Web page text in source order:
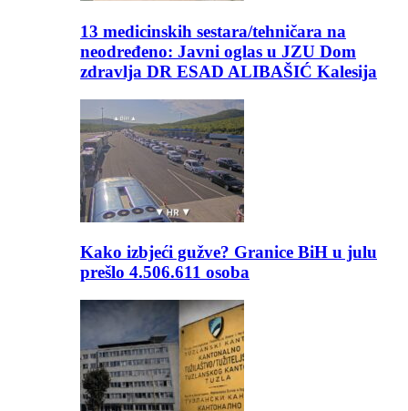
13 medicinskih sestara/tehničara na
neodređeno: Javni oglas u JZU Dom
zdravlja DR ESAD ALIBAŠIĆ Kalesija
Kako izbjeći gužve? Granice BiH u julu
prešlo 4.506.611 osoba